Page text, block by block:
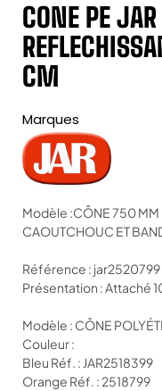
CONE PE
CM
Marques
Modèle :CÔNE 750 MM
CAOUTCHOUC ET
Référence : jar2520799
Présentation : Attaché
Modèle : CÔNE
Couleur :
Bleu Réf. : JAR2518399
Orange Réf. : 2518799